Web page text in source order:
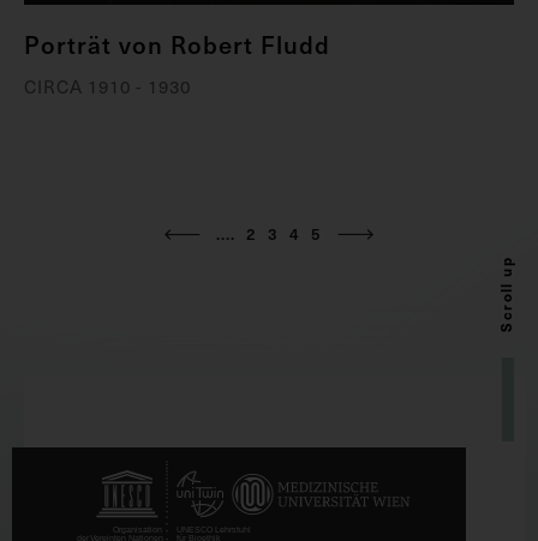
Porträt von Robert Fludd
CIRCA 1910 - 1930
.... 2 3 4 5
Scroll up